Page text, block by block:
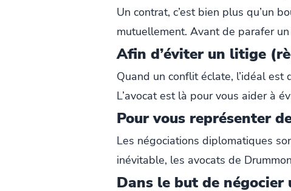
Un contrat, c’est bien plus qu’un
mutuellement. Avant de parafer un
Afin d’éviter un litige
Quand un conflit éclate, l’idéal
L’avocat est là pour vous aider à
Pour vous représenter
Les négociations diplomatiques
inévitable, les avocats de
Dans le but de négocier